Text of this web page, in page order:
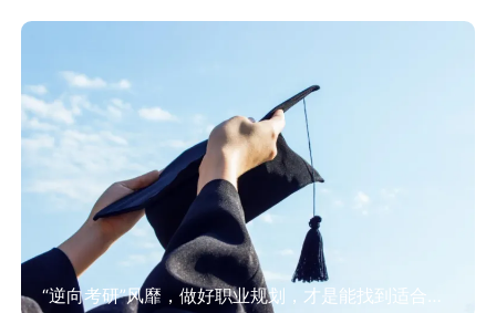
“逆向考研”风靡，做好职业规划，才是能找到适合方向！